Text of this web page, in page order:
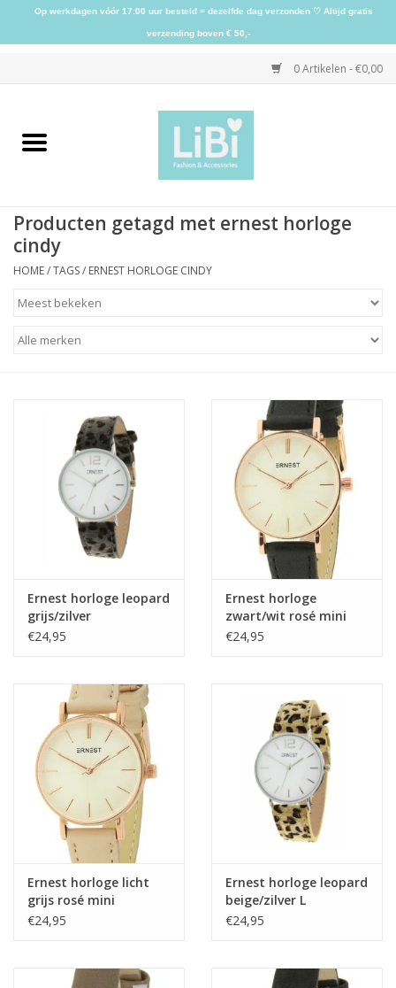
0 Artikelen - €0,00
Home
Kleding
Sieraden
Home deco
Herensokken
Producten getagd met ernest horloge
cindy
HOME/TAGS/ ERNEST HORLOGE CINDY
Ernest horloge leopard
grijs/zilver
€24,95
Ernest horloge
zwart/wit rosé mini
€24,95
Ernest horloge licht
grijs rosé mini
€24,95
Ernest horloge leopard
beige/zilver L
€24,95
Op werkdagen vóór 17:00 uur besteld = dezelfde dag verzonden ♡ Altijd gratis
verzending boven € 50,-